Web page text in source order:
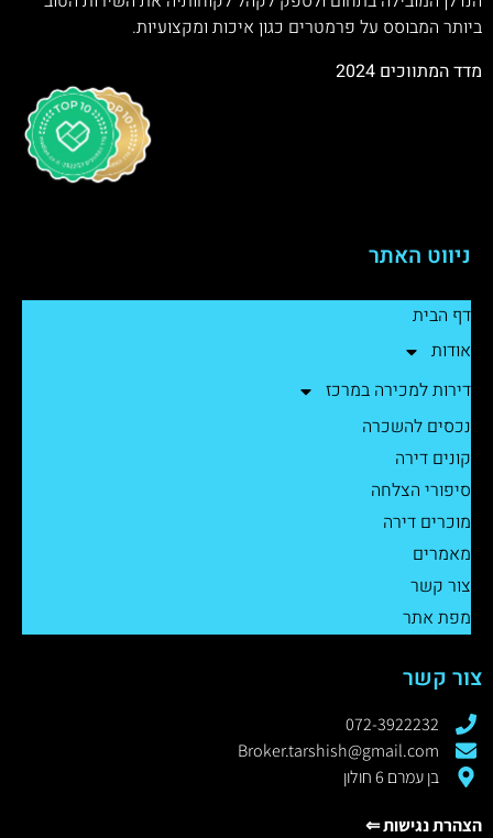
ביותר המבוסס על פרמטרים כגון איכות ומקצועיות.
מדד המתווכים 2024
ניווט האתר
דף הבית
אודות
דירות למכירה במרכז
נכסים להשכרה
קונים דירה
סיפורי הצלחה
מוכרים דירה
מאמרים
צור קשר
מפת אתר
צור קשר
072-3922232
Broker.tarshish@gmail.com
בן עמרם 6 חולון
הצהרת נגישות ⇐